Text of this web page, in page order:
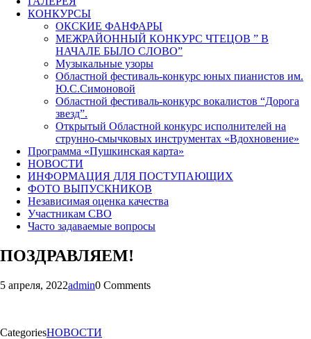
КОНКУРСЫ
ОКСКИЕ ФАНФАРЫ
МЕЖРАЙОННЫЙ КОНКУРС ЧТЕЦОВ ” В
НАЧАЛЕ БЫЛО СЛОВО”
Музыкальные узоры
Областной фестиваль-конкурс юных пианистов им.
Ю.С.Симоновой
Областной фестиваль-конкурс вокалистов “Дорога
звезд”.
Открытый Областной конкурс исполнителей на
струнно-смычковых инструментах «Вдохновение»
Программа «Пушкинская карта»
НОВОСТИ
ИНФОРМАЦИЯ ДЛЯ ПОСТУПАЮЩИХ
ФОТО ВЫПУСКНИКОВ
Независимая оценка качества
Участникам СВО
Часто задаваемые вопросы
ПОЗДРАВЛЯЕМ!
5 апреля, 2022admin0 Comments
CategoriesНОВОСТИ